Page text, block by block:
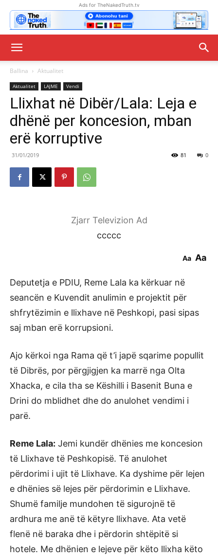
Ads for TheNakedTruth.tv
Ballina Aktualitet
Aktualitet LAJME Vendi
Llixhat në Dibër/Lala: Leja e
dhënë per koncesion, mban
erë korruptive
31/01/2019 0
81
Zjarr Televizion Ad
ccccc
Aa Aa
Deputetja e PDIU, Reme Lala ka kërkuar në
seancën e Kuvendit anulimin e projektit për
shfrytëzimin e llixhave në Peshkopi, pasi sipas
saj mban erë korrupsioni.
Ajo kërkoi nga Rama që t’i japë sqarime popullit
të Dibrës, por përgjigjen ka marrë nga Olta
Xhacka, e cila tha se Këshilli i Basenit Buna e
Drini do mblidhet dhe do anulohet vendimi i
parë.
Reme Lala: Jemi kundër dhënies me koncesion
të Llixhave të Peshkopisë. Të anulohet
përdorimi i ujit të Llixhave. Ka dyshime për lejen
e dhënies së lejes për përdorimin e Llixhave.
Shumë familje mundohen të sigurojnë të
ardhura me anë të këtyre llixhave. Ata vetë
flenë në baraka dhe i përdorin shtëpitë si
hotele. Me dhënien e lejeve për këto llixha këto